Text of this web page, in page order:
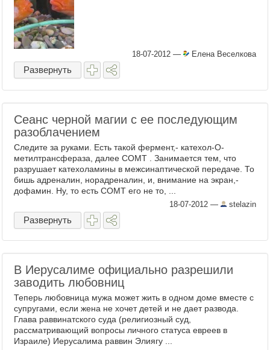
18-07-2012 — Елена Веселкова
Развернуть
Сеанс черной магии с ее последующим
разоблачением
Следите за руками. Есть такой фермент,- катехол-О-
метилтрансфераза, далее СОМТ . Занимается тем, что
разрушает катехоламины в межсинаптической передаче. То
бишь адреналин, норадреналин, и, внимание на экран,-
дофамин. Ну, то есть СОМТ его не то, ...
18-07-2012 — stelazin
Развернуть
В Иерусалиме официально разрешили
заводить любовниц
Теперь любовница мужа может жить в одном доме вместе с
супругами, если жена не хочет детей и не дает развода.
Глава раввинатского суда (религиозный суд,
рассматривающий вопросы личного статуса евреев в
Израиле) Иерусалима раввин Элиягу ...